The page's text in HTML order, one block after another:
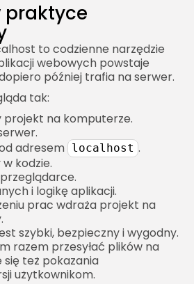
praktyce
to codzienne narzędzie
webowych powstaje
później trafia na serwer.
tak:
na komputerze.
adresem localhost .
kodzie.
i logikę aplikacji.
prac wdraża projekt na
szybki, bezpieczny i wygodny.
razem przesyłać plików na
się też pokazania
użytkownikom.